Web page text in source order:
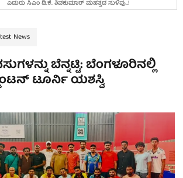
ಯಶಸ್ವಿಯಾಗುವುದಿಲ್ಲ: ವೇಣು ಶರ್ಮಾ
News
ಬೆನ್ನಟ್ಟಿ: ಬೆಂಗಳೂರಿನಲ್ಲಿ
ಟೂರ್ನಿ ಯಶಸ್ವಿ